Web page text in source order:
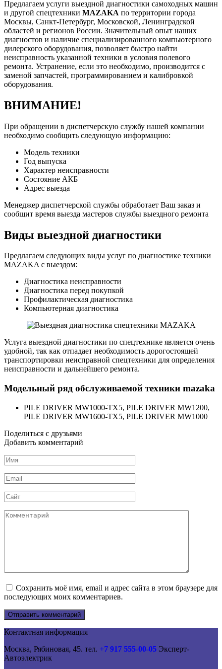
Предлагаем услуги выездной диагностики самоходных машин
и другой спецтехники MAZAKA по территории города
Москвы, Санкт-Петербург, Московской, Ленинградской
областей и регионов России. Значительный опыт наших
диагностов и наличие специализированного компьютерного
дилерского оборудования, позволяет быстро найти
неисправность указанной техники в условия полевого
ремонта. Устранение, если это необходимо, производится с
заменой запчастей, программированием и калибровкой
оборудования.
ВНИМАНИЕ!
При обращении в диспетчерскую службу нашей компании
необходимо сообщить следующую информацию:
Модель техники
Год выпуска
Характер неисправности
Состояние АКБ
Адрес выезда
Менеджер диспетчерской службы обработает Ваш заказ и
сообщит время выезда мастеров службы выездного ремонта
Виды выездной диагностики
Предлагаем следующих виды услуг по диагностике техники
MAZAKA с выездом:
Диагностика неисправности
Диагностика перед покупкой
Профилактическая диагностика
Компьютерная диагностика
Услуга выездной диагностики по спецтехнике является очень
удобной, так как отпадает необходимость дорогостоящей
транспортировки неисправной спецтехники для определения
неисправности и дальнейшего ремонта.
Модельный ряд обслуживаемой техники mazaka
PILE DRIVER MW1000-TX5, PILE DRIVER MW1200,
PILE DRIVER MW1600-TX5, PILE DRIVER MW1000
Поделиться с друзьями
Добавить комментарий
Имя
*
Email
*
Сайт
Комментарий
Сохранить моё имя, email и адрес сайта в этом браузере для
последующих моих комментариев.
Контактная информация
Москва, Рябиновая, 45. тел. +7 917 555-00-05 Эксперт-
Автоэлектрик